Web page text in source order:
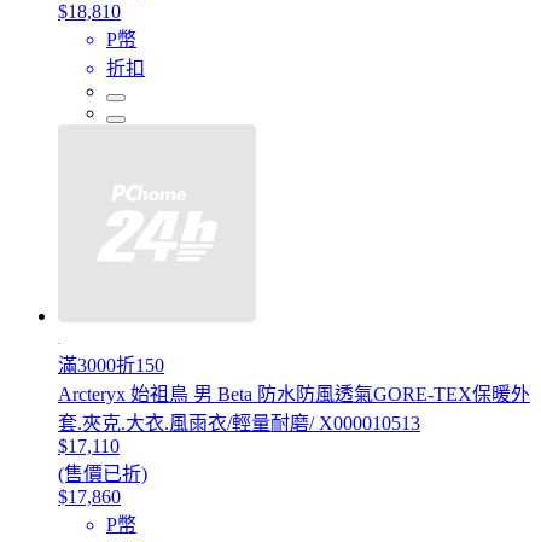
$18,810
P幣
折扣
滿3000折150
Arcteryx 始祖鳥 男 Beta 防水防風透氣GORE-TEX保暖外
套.夾克.大衣.風雨衣/輕量耐磨/ X000010513
$17,110
(售價已折)
$17,860
P幣